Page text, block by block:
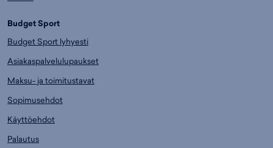
Budget Sport
Budget Sport lyhyesti
Asiakaspalvelulupaukset
Maksu- ja toimitustavat
Sopimusehdot
Käyttöehdot
Palautus